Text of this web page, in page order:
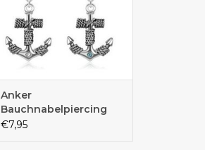
Anker
Bauchnabelpiercing
€7,95